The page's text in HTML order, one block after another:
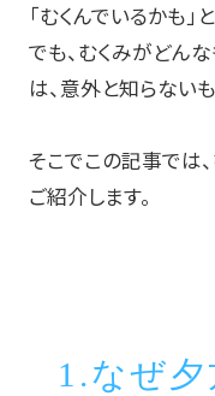
「むくんでいるかも」
でも、むくみがどん
は、意外と知らないも
そこでこの記事では
ご紹介します。
1.なぜ